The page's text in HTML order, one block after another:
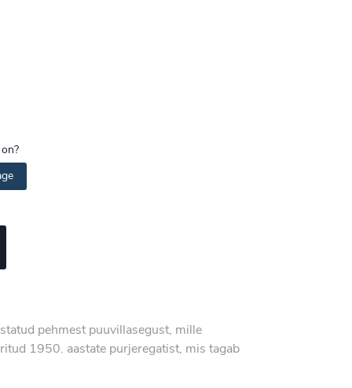
pehmest puuvillasegust, mille
1950. aastate purjeregatist, mis tagab